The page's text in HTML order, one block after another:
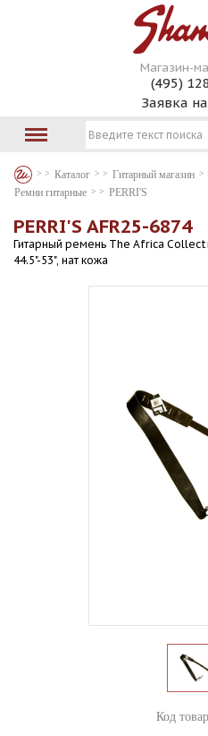
Магазин-
(495)
Заявка
Каталог Гитарный магазин
Ремни гитарные
PERRI'S
PERRI'S AFR25-6874
Гитарный ремень The Africa
44.5"-53", нат кожа
Код